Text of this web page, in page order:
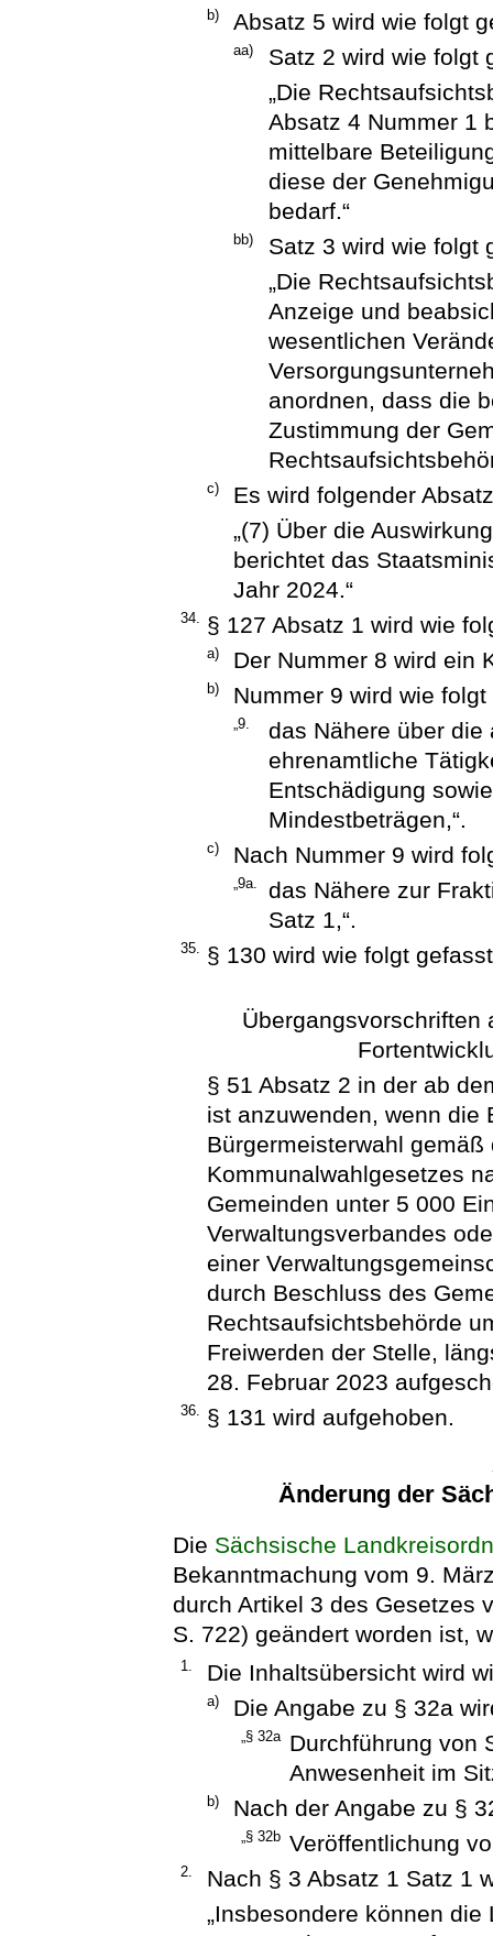
b) Absatz 5 wird wie folgt
aa)
Satz 2 wird wie folgt
„Die
Absatz 4 Nummer 1
mittelbare
diese der
bedarf.“
bb)
Satz 3 wird wie folgt
„Die
Anzeige und
wesentlichen
anordnen, dass die
Zustimmung der
c)
Es wird folgender
„(7) Über die
berichtet das
Jahr 2024.“
34. § 127 Absatz 1 wird wie
a) Der Nummer 8 wird ein
b) Nummer 9 wird wie
„9.
das Nähere über
ehrenamtliche
Entschädigung
Mindestbeträgen,“.
c) Nach Nummer 9 wird
„9a.
das Nähere zur
Satz 1,“.
35. § 130 wird wie folgt
Übergangsvorschriften
§ 51 Absatz 2 in der ab
ist anzuwenden, wenn die
Bürgermeisterwahl
Kommunalwahlgesetzes
Gemeinden unter 5 000
Verwaltungsverbandes
einer
durch Beschluss des
Rechtsaufsichtsbehörde
Freiwerden der Stelle,
28. Februar 2023
36. § 131 wird aufgehoben.
Änderung der
Die Sächsische
Bekanntmachung vom 9.
durch Artikel 3 des Gesetzes
S. 722) geändert worden ist,
1. Die Inhaltsübersicht wird
a) Die Angabe zu § 32a
„§ 32a
Durchführung von
Anwesenheit im
b) Nach der Angabe zu §
„§ 32b Veröffentlichung
2.
Nach § 3 Absatz 1 Satz 1
„Insbesondere können